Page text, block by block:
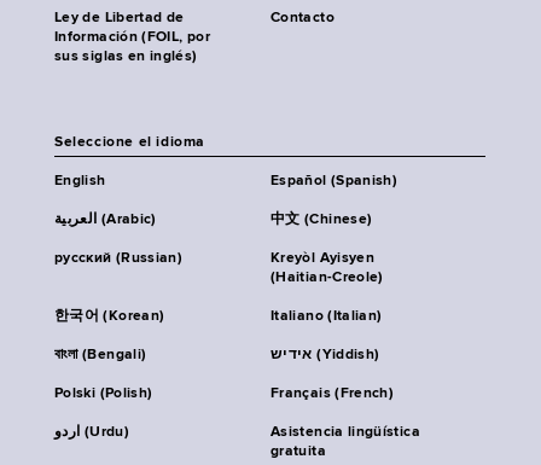
Ley de Libertad de
Información (FOIL, por
sus siglas en inglés)
Contacto
Seleccione el idioma
English Español (Spanish)
العربية (Arabic) 中文 (Chinese)
русский (Russian)
Kreyòl Ayisyen
(Haitian-Creole)
한국어 (Korean) Italiano (Italian)
বাংলা (Bengali) אידיש (Yiddish)
Polski (Polish) Français (French)
اردو (Urdu)
Asistencia lingüística
gratuita